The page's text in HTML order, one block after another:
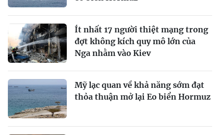
Ít nhất 17 người thiệt mạng trong
đợt không kích quy mô lớn của
Nga nhằm vào Kiev
Mỹ lạc quan về khả năng sớm đạt
thỏa thuận mở lại Eo biển Hormuz